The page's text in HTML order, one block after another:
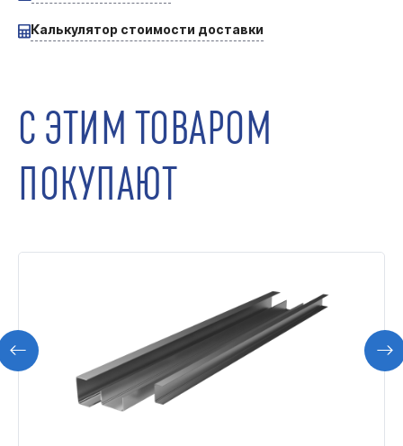
Калькулятор стоимости доставки
С ЭТИМ ТОВАРОМ
ПОКУПАЮТ